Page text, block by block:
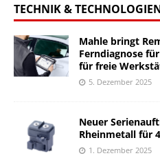
TECHNIK &
Mahle bringt
Ferndiagnose
für freie
5. Dezember 2025
Neuer
Rheinmetall für
1. Dezember 2025